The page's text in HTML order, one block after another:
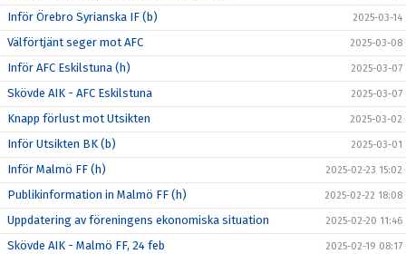
Inför Örebro Syrianska IF (b) 2025-03-14
Välförtjänt seger mot AFC 2025-03-08
Inför AFC Eskilstuna (h) 2025-03-07
Skövde AIK - AFC Eskilstuna 2025-03-07
Knapp förlust mot Utsikten 2025-03-02
Inför Utsikten BK (b) 2025-03-01
Inför Malmö FF (h) 2025-02-23 15:02
Publikinformation in Malmö FF (h) 2025-02-22 18:08
Uppdatering av föreningens ekonomiska situation 2025-02-20 11:46
Skövde AIK - Malmö FF, 24 feb 2025-02-19 08:17